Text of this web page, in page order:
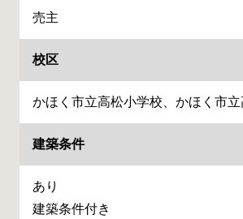
売主
校区
かほく市立高松小学校、かほく市
建築条件
あり
建築条件付き